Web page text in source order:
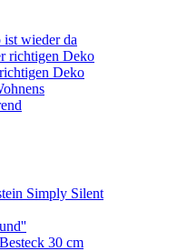
ist wieder da
richtigen Deko
Deko
Simply Silent
30 cm